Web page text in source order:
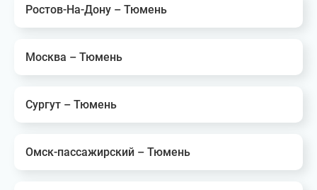
Ростов-На-Дону – Тюмень
Москва – Тюмень
Сургут – Тюмень
Омск-пассажирский – Тюмень